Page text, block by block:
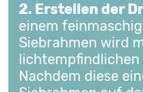
2. Erstellen der
einem
Siebrahmen wird
Nachdem diese